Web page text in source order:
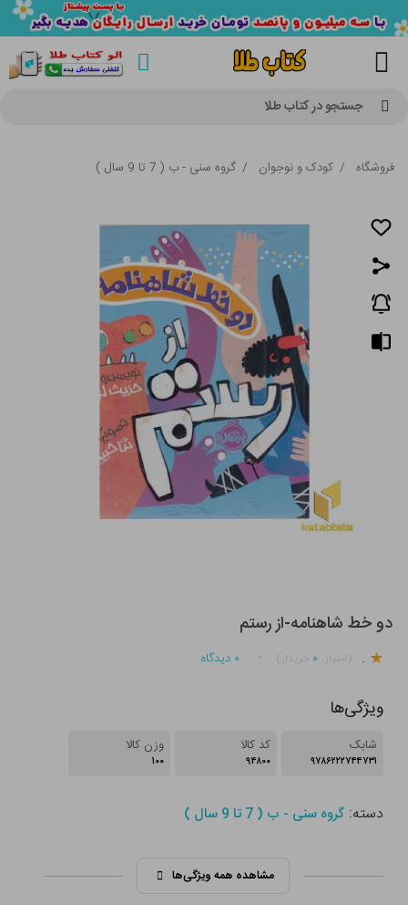
جستجو در کتاب طلا
فروشگاه / کودک و نوجوان / گروه سنی - ب ( 7 تا 9 سال )
دو خط شاهنامه-از رستم
. ۰ ۰ دیدگاه
ویژگی‌ها
شابک
۹۷۸۶۲۲۲۷۴۴۷۳۱
کد کالا
۹۴۸۰۰
وزن کالا
۱۰۰
دسته:گروه سنی - ب ( 7 تا 9 سال )
مشاهده همه ویژگی‌ها